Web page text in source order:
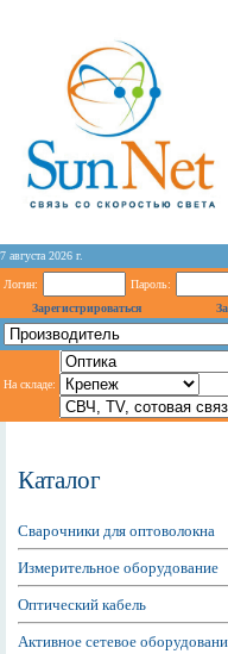
7 августа 2026 г.
Логин:
Пароль:
Зарегистрироваться
На складе:
Каталог
Сварочники для оптоволокна
Измерительное оборудование
Оптический кабель
Активное сетевое